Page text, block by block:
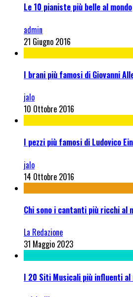
Le 10 pianiste più belle al mondo
admin
21 Giugno 2016
I brani più famosi di Giovanni
jalo
10 Ottobre 2016
I pezzi più famosi di Ludovico
jalo
14 Ottobre 2016
Chi sono i cantanti più ricchi al
La Redazione
31 Maggio 2023
I 20 Siti Musicali più influenti al